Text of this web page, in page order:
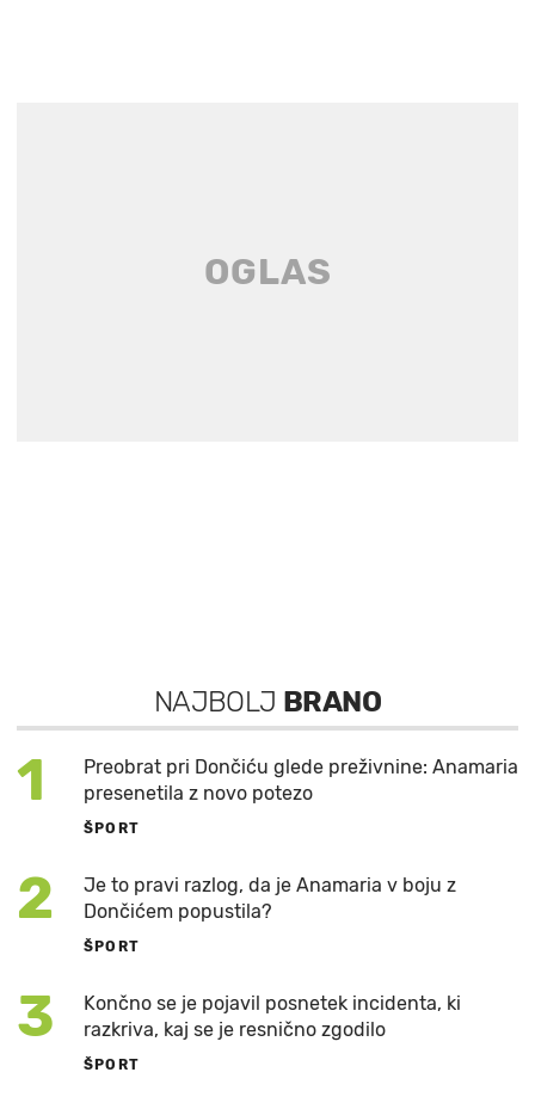
NAJBOLJ BRANO
1
Preobrat pri Dončiću glede preživnine: Anamaria
presenetila z novo potezo
ŠPORT
2
Je to pravi razlog, da je Anamaria v boju z
Dončićem popustila?
ŠPORT
3
Končno se je pojavil posnetek incidenta, ki
razkriva, kaj se je resnično zgodilo
ŠPORT